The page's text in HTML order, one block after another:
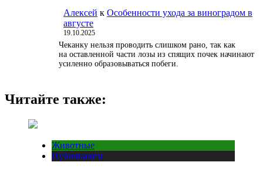
Алексей к Особенности ухода за виноградом в
августе
19.10.2025
Чеканку нельзя проводить слишком рано, так как
на оставленной части лозы из спящих почек начинают
усиленно образовываться побеги.
Читайте также:
Животные
Публикации